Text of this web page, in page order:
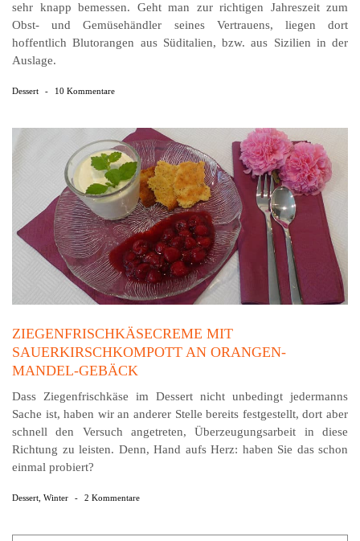
sehr knapp bemessen. Geht man zur richtigen Jahreszeit zum
Obst- und Gemüsehändler seines Vertrauens, liegen dort
hoffentlich Blutorangen aus Süditalien, bzw. aus Sizilien in der
Auslage.
Dessert - 10 Kommentare
ZIEGENFRISCHKÄSECREME MIT
SAUERKIRSCHKOMPOTT AN ORANGEN-
MANDEL-GEBÄCK
Dass Ziegenfrischkäse im Dessert nicht unbedingt jedermanns
Sache ist, haben wir an anderer Stelle bereits festgestellt, dort aber
schnell den Versuch angetreten, Überzeugungsarbeit in diese
Richtung zu leisten. Denn, Hand aufs Herz: haben Sie das schon
einmal probiert?
Dessert Winter - 2 Kommentare